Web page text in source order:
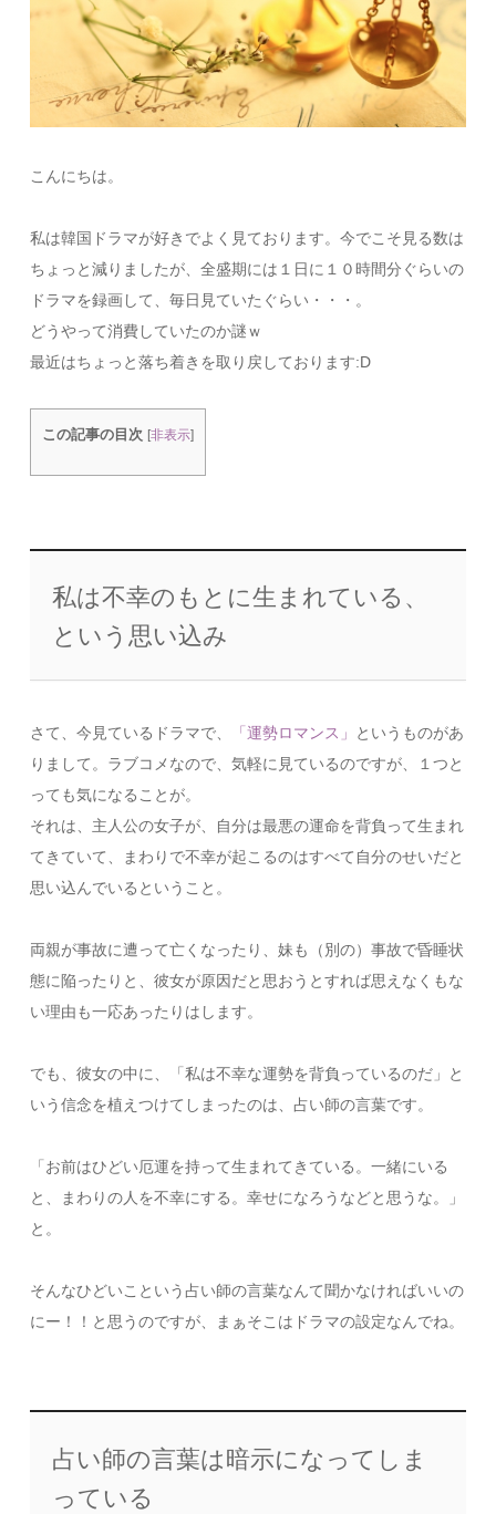
こんにちは。
私は韓国ドラマが好きでよく見ております。今でこそ見る数は
ちょっと減りましたが、全盛期には１日に１０時間分ぐらいの
ドラマを録画して、毎日見ていたぐらい・・・。
どうやって消費していたのか謎ｗ
最近はちょっと落ち着きを取り戻しております:D
この記事の目次 [非表示]
私は不幸のもとに生まれている、
という思い込み
さて、今見ているドラマで、 「運勢ロマンス」
というものがあ
りまして。ラブコメなので、気軽に見ているのですが、１つと
っても気になることが。
それは、主人公の女子が、自分は最悪の運命を背負って生まれ
てきていて、まわりで不幸が起こるのはすべて自分のせいだと
思い込んでいるということ。
両親が事故に遭って亡くなったり、妹も（別の）事故で昏睡状
態に陥ったりと、彼女が原因だと思おうとすれば思えなくもな
い理由も一応あったりはします。
でも、彼女の中に、「私は不幸な運勢を背負っているのだ」と
いう信念を植えつけてしまったのは、占い師の言葉です。
「お前はひどい厄運を持って生まれてきている。一緒にいる
と、まわりの人を不幸にする。幸せになろうなどと思うな。」
と。
そんなひどいこという占い師の言葉なんて聞かなければいいの
にー！！と思うのですが、まぁそこはドラマの設定なんでね。
占い師の言葉は暗示になってしま
っている